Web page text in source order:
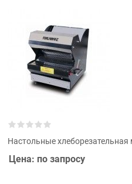
Настольные
Цена: по запросу